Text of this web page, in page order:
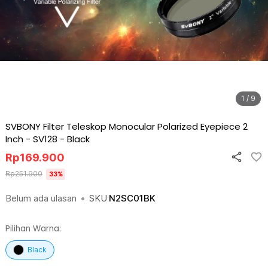
1 / 9
SVBONY Filter Teleskop Monocular Polarized Eyepiece 2
Inch - SV128 - Black
Belum ada ulasan • SKU N2SC01BK
Rp169.900
Rp251.900 33%
Pilihan Warna:
Black